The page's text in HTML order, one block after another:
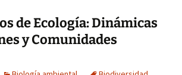
de Ecología: Dinámicas
y Comunidades